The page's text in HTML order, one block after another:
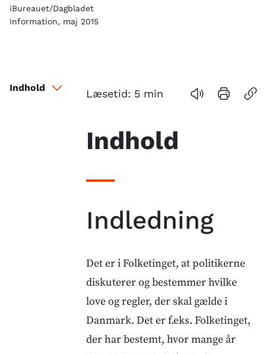
iBureauet/Dagbladet
Information, maj 2015
Indhold Læsetid: 5min
Indhold
Indledning
Det er i Folketinget, at politikerne
diskuterer og bestemmer hvilke
love og regler, der skal gælde i
Danmark. Det er f.eks. Folketinget,
der har bestemt, hvor mange år